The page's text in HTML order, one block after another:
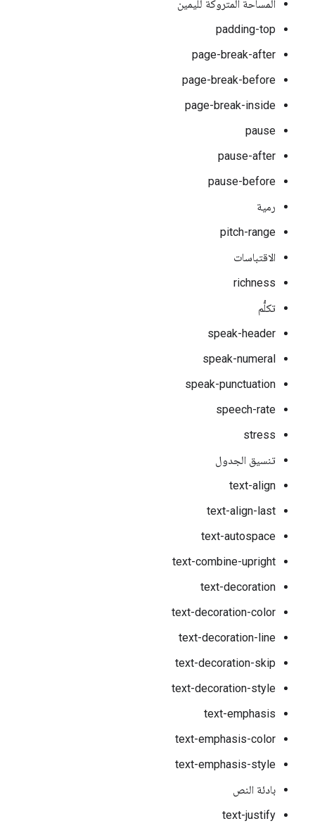
المساحة المتروكة لليمين
padding-top
page-break-after
page-break-before
page-break-inside
pause
pause-after
pause-before
رمية
pitch-range
الاقتباسات
richness
تكلُّم
speak-header
speak-numeral
speak-punctuation
speech-rate
stress
تنسيق الجدول
text-align
text-align-last
text-autospace
text-combine-upright
text-decoration
text-decoration-color
text-decoration-line
text-decoration-skip
text-decoration-style
text-emphasis
text-emphasis-color
text-emphasis-style
بادئة النص
text-justify